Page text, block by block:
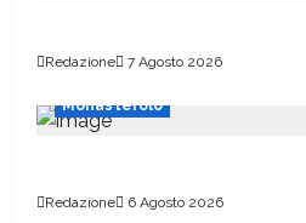
Redazione 7 Agosto 2026
Monasterolo
Redazione 6 Agosto 2026